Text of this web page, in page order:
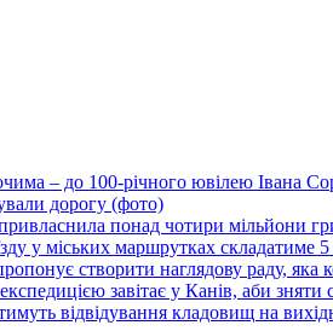
– до 100-річного ювілею Івана
дорогу (фото)
понад чотири мільйони
у міських маршрутках складатиме
створити наглядову раду, яка
завітає у Канів, аби зняти
відвідування кладовищ на